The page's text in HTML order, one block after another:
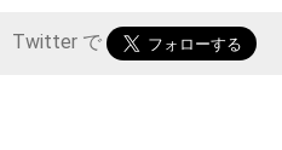
Twitter で